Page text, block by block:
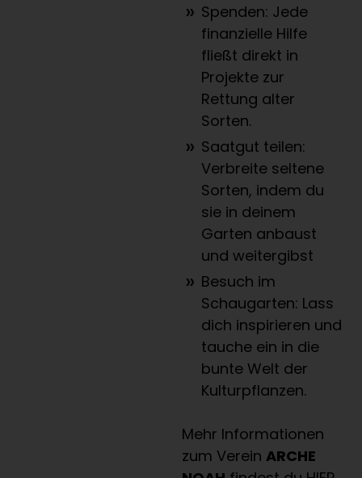
Spenden: Jede
finanzielle Hilfe
fließt direkt in
Projekte zur
Rettung alter
Sorten.
Saatgut teilen:
Verbreite seltene
Sorten, indem du
sie in deinem
Garten anbaust
und weitergibst
Besuch im
Schaugarten: Lass
dich inspirieren und
tauche ein in die
bunte Welt der
Kulturpflanzen.
Mehr Informationen
zum Verein ARCHE